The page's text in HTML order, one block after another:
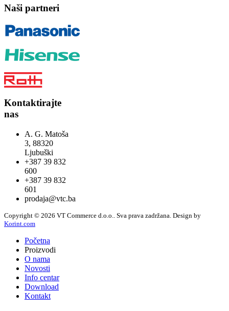
Naši partneri
Kontaktirajte
nas
A. G. Matoša
3, 88320
Ljubuški
+387 39 832
600
+387 39 832
601
prodaja@vtc.ba
Copyright © 2026 VT Commerce d.o.o.. Sva prava zadržana. Design by
Korint.com
Početna
Proizvodi
O nama
Novosti
Info centar
Download
Kontakt